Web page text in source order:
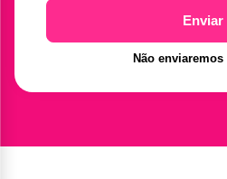
Enviar
Não